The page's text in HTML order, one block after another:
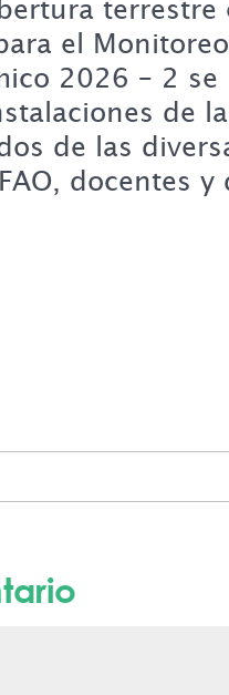
terrestre
el
2026 – 2
de
de las
docentes